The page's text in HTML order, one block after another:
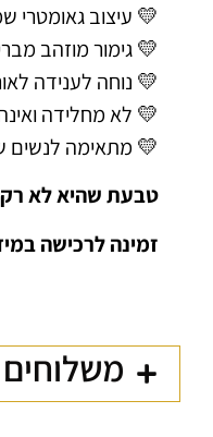
💛 עיצוב גאומטרי
💛 גימור מוזהב
💛 נוחה לענידה
💛 לא מחלידה
💛 מתאימה לנשים
טבעת שהיא לא רק
זמינה לרכישה במידה 17